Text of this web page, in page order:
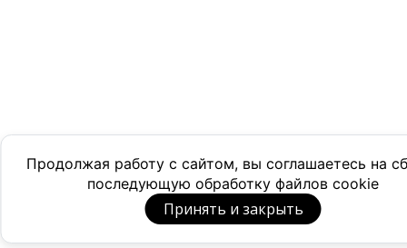
Продолжая работу с сайтом, вы соглашаетесь на
последующую обработку файлов cookie
Принять и закрыть